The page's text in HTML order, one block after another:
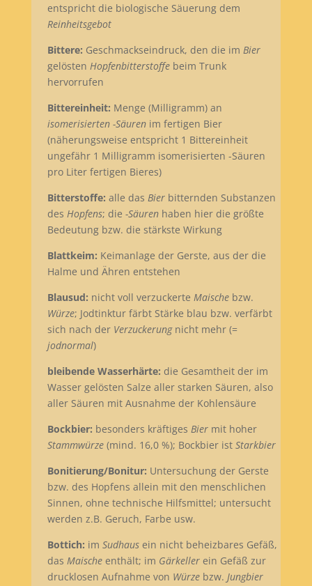
entspricht die biologische Säuerung dem
Reinheitsgebot
Bittere: Geschmackseindruck, den die im Bier
gelösten Hopfenbitterstoffe beim Trunk
hervorrufen
Bittereinheit: Menge (Milligramm) an
isomerisierten -Säuren im fertigen Bier
(näherungsweise entspricht 1 Bittereinheit
ungefähr 1 Milligramm isomerisierten -Säuren
pro Liter fertigen Bieres)
Bitterstoffe: alle das Bierbitternden Substanzen
des Hopfens; die -Säuren haben hier die größte
Bedeutung bzw. die stärkste Wirkung
Blattkeim: Keimanlage der Gerste, aus der die
Halme und Ähren entstehen
Blausud: nicht voll verzuckerte Maischebzw.
Würze; Jodtinktur färbt Stärke blau bzw. verfärbt
sich nach der Verzuckerungnicht mehr (=
jodnormal)
bleibende Wasserhärte: die Gesamtheit der im
Wasser gelösten Salze aller starken Säuren, also
aller Säuren mit Ausnahme der Kohlensäure
Bockbier: besonders kräftiges Biermit hoher
Stammwürze (mind. 16,0 %); Bockbier ist Starkbier
Bonitierung/Bonitur: Untersuchung der Gerste
bzw. des Hopfens allein mit den menschlichen
Sinnen, ohne technische Hilfsmittel; untersucht
werden z.B. Geruch, Farbe usw.
Bottich: im Sudhausein nicht beheizbares Gefäß,
das Maischeenthält; im Gärkellerein Gefäß zur
drucklosen Aufnahme von Würzebzw. Jungbier